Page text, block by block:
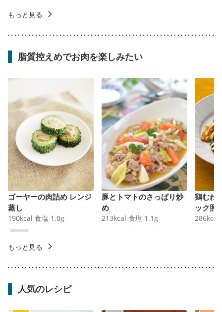
もっと見る
脂質控えめでお肉を楽しみたい
ゴーヤーの肉詰め レンジ
蒸し
190kcal 食塩 1.0g
豚とトマトのさっぱり炒
め
213kcal 食塩 1.1 g
鶏むね
ック照
286kcal
もっと見る
人気のレシピ